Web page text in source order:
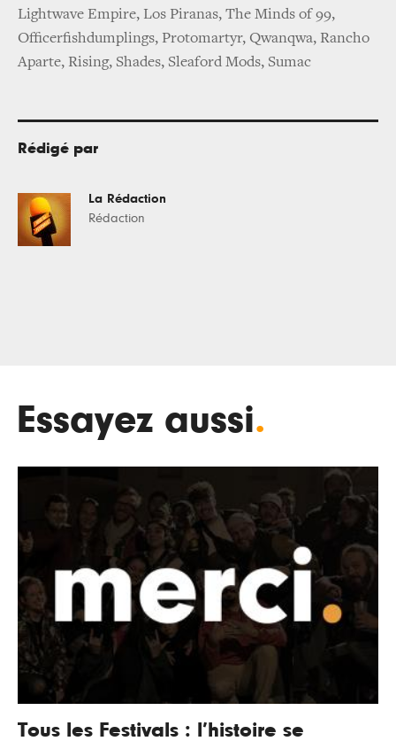
Lightwave Empire, Los Piranas, The Minds of 99,
Officerfishdumplings, Protomartyr, Qwanqwa, Rancho
Aparte, Rising, Shades, Sleaford Mods, Sumac
Rédigé par
La Rédaction
Rédaction
Essayez aussi.
Tous les Festivals : l’histoire se